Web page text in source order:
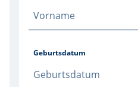
Geburtsdatum